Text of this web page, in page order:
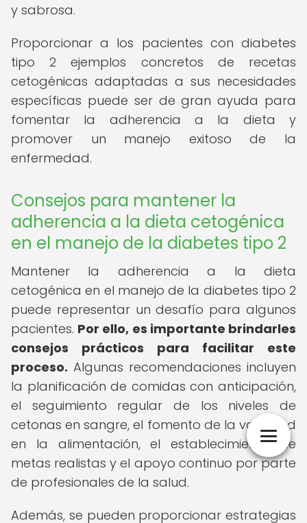
y sabrosa.
Proporcionar a los pacientes con diabetes
tipo 2 ejemplos concretos de recetas
cetogénicas adaptadas a sus necesidades
específicas puede ser de gran ayuda para
fomentar la adherencia a la dieta y
promover un manejo exitoso de la
enfermedad.
Consejos para mantener la
adherencia a la dieta cetogénica
en el manejo de la diabetes tipo 2
Mantener la adherencia a la dieta
cetogénica en el manejo de la diabetes tipo 2
puede representar un desafío para algunos
pacientes. Por ello, es importante brindarles
consejos prácticos para facilitar este
proceso. Algunas recomendaciones incluyen
la planificación de comidas con anticipación,
el seguimiento regular de los niveles de
cetonas en sangre, el fomento de la variedad
en la alimentación, el establecimiento de
metas realistas y el apoyo continuo por parte
de profesionales de la salud.
Además, se pueden proporcionar estrategias